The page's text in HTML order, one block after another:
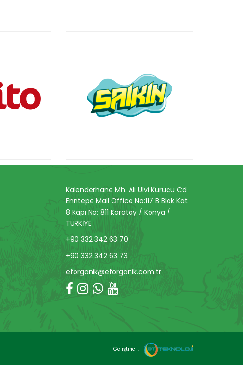
Kalenderhane Mh. Ali Ulvi Kurucu Cd.
Enntepe Mall Office No:117 B Blok Kat:
8 Kapı No: 811 Karatay / Konya /
TÜRKİYE
+90 332 342 63 70
+90 332 342 63 73
eforganik@eforganik.com.tr
Geliştirici :